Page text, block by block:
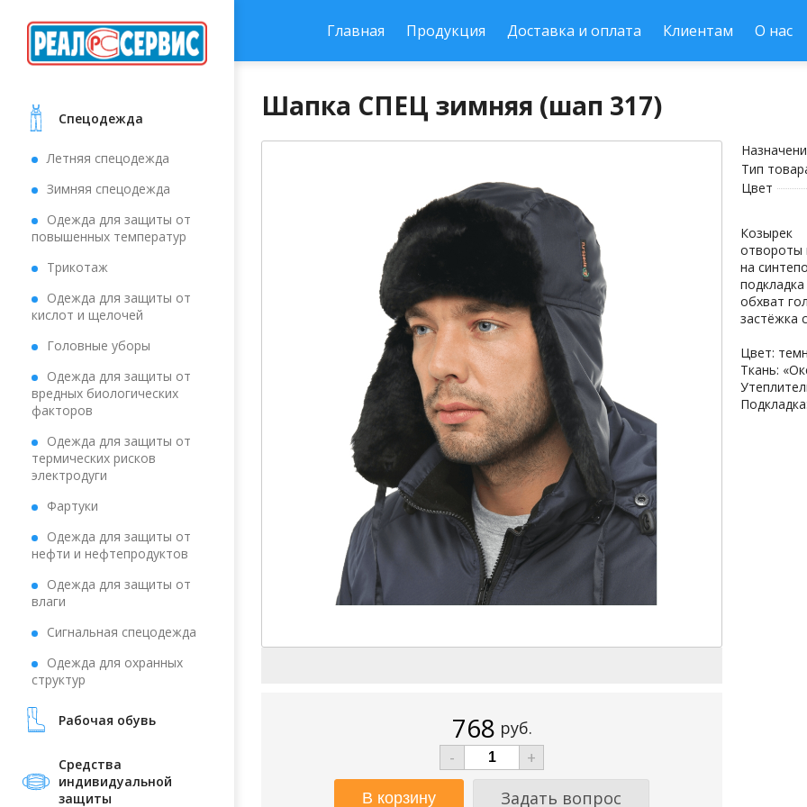
Cпецодежда
Летняя спецодежда
Зимняя спецодежда
Одежда для защиты от
повышенных температур
Трикотаж
Одежда для защиты от
кислот и щелочей
Головные уборы
Одежда для защиты от
вредных биологических
факторов
Одежда для защиты от
термических рисков
электродуги
Фартуки
Одежда для защиты от
нефти и нефтепродуктов
Одежда для защиты от
влаги
Сигнальная спецодежда
Одежда для охранных
структур
Рабочая обувь
Средства
индивидуальной
защиты
Главная Продукция Доставка и оплата Клиентам О нас
Шапка СПЕЦ зимняя (шап 317)
768 руб.
-
+
Задать вопрос
Тип
Цвет
Козырек
отвороты
на
обхват
застёжка
Цвет:
Ткань: